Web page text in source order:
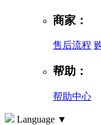
商家：
售后流程
帮助：
帮助中心
Language ▼